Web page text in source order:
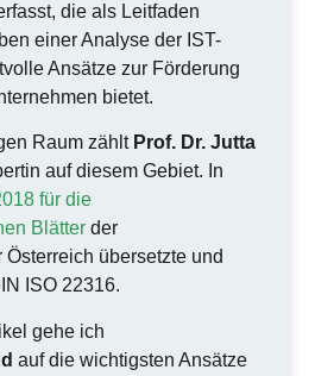
die als Leitfaden
einer Analyse der IST-
Ansätze zur Förderung
bietet.
Raum zählt Prof. Dr. Jutta
auf diesem Gebiet. In
für die
Blätter der
übersetzte und
ISO 22316.
gehe ich
auf die wichtigsten Ansätze